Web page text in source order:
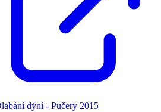
dýní - Pučery 2015